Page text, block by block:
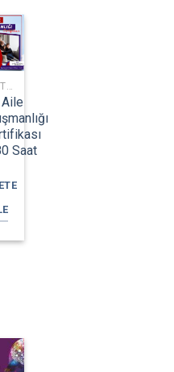
ÇOK TALEP EDILEN EĞITIMLER
Aile
Saat